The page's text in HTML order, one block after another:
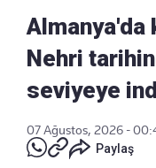
Almanya'da
Nehri
seviyeye
07 Ağustos, 2026 -
Paylaş